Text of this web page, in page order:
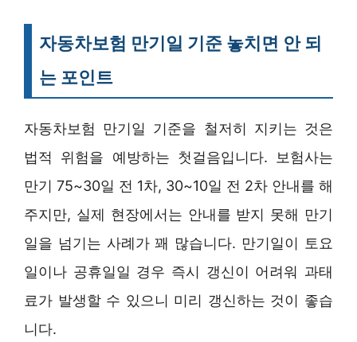
자동차보험 만기일 기준 놓치면 안 되
는 포인트
자동차보험 만기일 기준을 철저히 지키는 것은
법적 위험을 예방하는 첫걸음입니다. 보험사는
만기 75~30일 전 1차, 30~10일 전 2차 안내를 해
주지만, 실제 현장에서는 안내를 받지 못해 만기
일을 넘기는 사례가 꽤 많습니다. 만기일이 토요
일이나 공휴일일 경우 즉시 갱신이 어려워 과태
료가 발생할 수 있으니 미리 갱신하는 것이 좋습
니다.